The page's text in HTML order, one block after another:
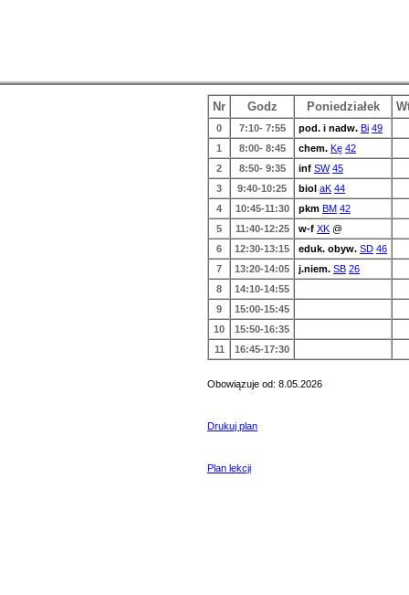
Nr Godz Poniedziałek
0 7:10- 7:55 pod. i nadw. Bi 49
1
8:00- 8:45 chem. Kę 42
2
8:50- 9:35 inf SW 45
3
9:40-10:25 biol aK 44
4
10:45-11:30 pkm BM 42
5
11:40-12:25 w-f XK @
6
12:30-13:15 eduk. obyw. SD 46
7
13:20-14:05 j.niem. SB 26
8
14:10-14:55
9
15:00-15:45
10
15:50-16:35
11
16:45-17:30
Obowiązuje od: 8.05.2026
Drukuj plan
Plan lekcji